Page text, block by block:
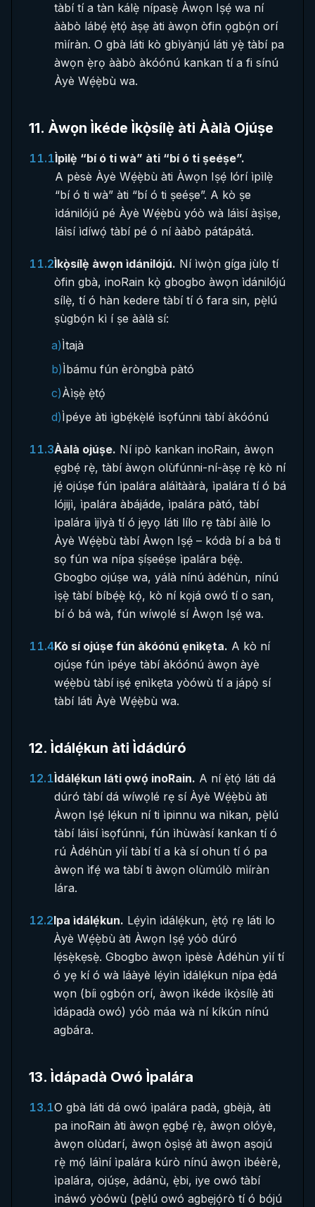
tàbí tí a tàn kálẹ̀ nípasẹ̀ Àwọn Iṣẹ́ wa ní
ààbò lábẹ́ ẹ̀tọ́ àṣẹ àti àwọn òfin ọgbọ́n orí
mìíràn. O gbà láti kò gbìyànjú láti yẹ̀ tàbí pa
àwọn ẹ̀rọ ààbò àkóónú kankan tí a fi sínú
Àyè Wẹ́ẹ̀bù wa.
11. Àwọn Ìkéde Ìkọ̀sílẹ̀ àti Ààlà Ojúṣe
11.1Ìpìlẹ̀ “bí ó ti wà” àti “bí ó ti ṣeéṣe”.
A pèsè Àyè Wẹ́ẹ̀bù àti Àwọn Iṣẹ́ lórí ìpìlẹ̀
“bí ó ti wà” àti “bí ó ti ṣeéṣe”. A kò ṣe
ìdánilójú pé Àyè Wẹ́ẹ̀bù yóò wà láìsí àṣìṣe,
láìsí ìdíwọ́ tàbí pé ó ní ààbò pátápátá.
11.2Ìkọ̀sílẹ̀ àwọn ìdánilójú. Ní ìwọ̀n gíga jùlọ tí
òfin gbà, inoRain kọ̀ gbogbo àwọn ìdánilójú
sílẹ̀, tí ó hàn kedere tàbí tí ó fara sin, pẹ̀lú
ṣùgbọ́n kì í ṣe ààlà sí:
a)Ìtajà
b)Ìbámu fún èròngbà pàtó
c)Àìṣẹ̀ ẹ̀tọ́
d)Ìpéye àti ìgbẹ́kẹ̀lé ìsọfúnni tàbí àkóónú
11.3Ààlà ojúṣe. Ní ipò kankan inoRain, àwọn
ẹgbẹ́ rẹ̀, tàbí àwọn olùfúnni-ní-àṣẹ rẹ̀ kò ní
jẹ́ ojúṣe fún ìpalára aláìtààrà, ìpalára tí ó bá
lójijì, ìpalára àbájáde, ìpalára pàtó, tàbí
ìpalára ìjìyà tí ó jẹyọ láti lílo rẹ tàbí àìlè lo
Àyè Wẹ́ẹ̀bù tàbí Àwọn Iṣẹ́ – kódà bí a bá ti
sọ fún wa nípa ṣíṣeéṣe ìpalára bẹ́ẹ̀.
Gbogbo ojúṣe wa, yálà nínú àdéhùn, nínú
ìṣẹ̀ tàbí bíbẹ́ẹ̀ kọ́, kò ní kọjá owó tí o san,
bí ó bá wà, fún wíwọlé sí Àwọn Iṣẹ́ wa.
11.4Kò sí ojúṣe fún àkóónú ẹnìkẹta. A kò ní
ojúṣe fún ìpéye tàbí àkóónú àwọn àyè
wẹ́ẹ̀bù tàbí iṣẹ́ ẹnìkẹta yòówù tí a jápọ̀ sí
tàbí láti Àyè Wẹ́ẹ̀bù wa.
12. Ìdálẹ́kun àti Ìdádúró
12.1Ìdálẹ́kun láti ọwọ́ inoRain. A ní ẹ̀tọ́ láti dá
dúró tàbí dá wíwọlé rẹ sí Àyè Wẹ́ẹ̀bù àti
Àwọn Iṣẹ́ lẹ́kun ní ti ìpinnu wa nìkan, pẹ̀lú
tàbí láìsí ìsọfúnni, fún ìhùwàsí kankan tí ó
rú Àdéhùn yìí tàbí tí a kà sí ohun tí ó pa
àwọn ìfẹ́ wa tàbí ti àwọn olùmúlò mìíràn
lára.
12.2Ipa ìdálẹ́kun. Lẹ́yìn ìdálẹ́kun, ẹ̀tọ́ rẹ láti lo
Àyè Wẹ́ẹ̀bù àti Àwọn Iṣẹ́ yóò dúró
lẹ́sẹ̀kẹsẹ̀. Gbogbo àwọn ìpèsè Àdéhùn yìí tí
ó yẹ kí ó wà láàyè lẹ́yìn ìdálẹ́kun nípa ẹ̀dá
wọn (bíi ọgbọ́n orí, àwọn ìkéde ìkọ̀sílẹ̀ àti
ìdápadà owó) yóò máa wà ní kíkún nínú
agbára.
13. Ìdápadà Owó Ìpalára
13.1O gbà láti dá owó ìpalára padà, gbèjà, àti
pa inoRain àti àwọn ẹgbẹ́ rẹ̀, àwọn olóyè,
àwọn olùdarí, àwọn òṣìṣẹ́ àti àwọn aṣojú
rẹ̀ mọ́ láìní ìpalára kúrò nínú àwọn ìbéèrè,
ìpalára, ojúṣe, àdánù, ẹ̀bi, iye owó tàbí
ìnáwó yòówù (pẹ̀lú owó agbẹjọ́rò tí ó bójú